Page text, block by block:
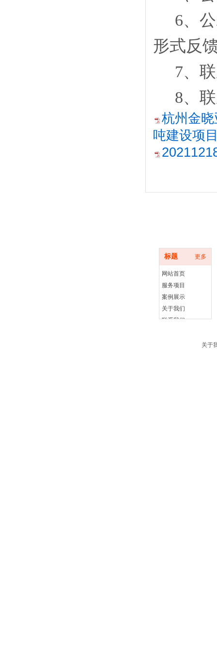
6、
形式反
7、
8、
杭州金
吨建设项
标题 更多
网站首页
服务项目
案例展示
关于我们
联系我们
关于